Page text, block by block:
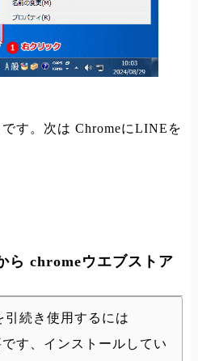
す。次は ChromeにLINEを
ら chromeウエブストア
続き使用するには
す、インストールしてい